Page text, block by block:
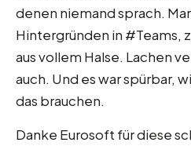
denen niemand sprach.
Hintergründen in #Teams,
aus vollem Halse. Lachen
auch. Und es war spürbar,
das brauchen.
Danke Eurosoft für diese